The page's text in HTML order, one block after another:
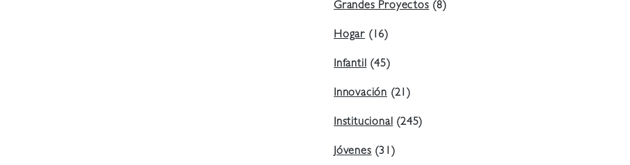
Grandes Proyectos(8)
Hogar (16)
Infantil(45)
Innovación (21)
Institucional(245)
Jóvenes(31)